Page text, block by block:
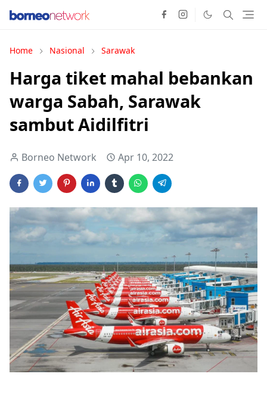
Home Nasional Sarawak
Harga tiket mahal bebankan
warga Sabah, Sarawak
sambut Aidilfitri
Borneo Network Apr 10, 2022